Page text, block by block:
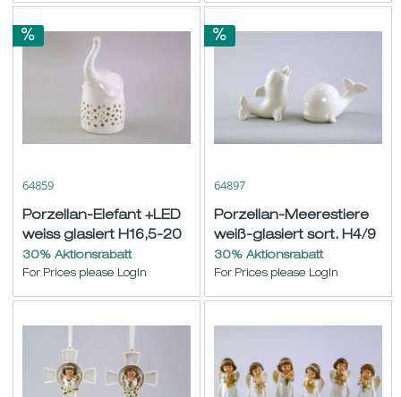
64859
Porzellan-Elefant +LED
weiss glasiert H16,5-20
B7cm
30% Aktionsrabatt
For Prices please LogIn
64897
Porzellan-Meerestiere
weiß-glasiert sort. H4/9
B9/12cm
30% Aktionsrabatt
For Prices please LogIn